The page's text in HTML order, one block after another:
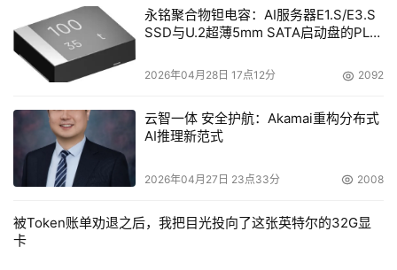
对于目前亚太区用户能取得的服务，Deb Dutt介绍说，
博科在亚太正在进行的工作是把博科的服务资料相关文件尽
心本土化，适合亚太地区的需要。博科的服务主要包括企业
的技术支持及专家咨询。现在客户可以享用的是博科的SAN
健康检查和报告，附加服务（工程师派驻、服务补充）。如
果客户愿意，博科可以提供完全的服务及计划。专业服务包
括交换机、导向器、路由器，WAFS安装。在操作方面，包
以为客户提供大型的SAN安装、管理等服务。如果OEM有
永铭聚合物钽电容：AI服务器E1.S/E3.S
SSD与U.2超薄5mm SATA启动盘的PLP
2026年04月28日 17点12分 2092
云智一体 安全护航：Akamai重构分布式
AI推理新范式
2026年04月27日 23点33分 2008
被Token账单劝退之后，我把目光投向了这张英特尔的32G显
卡